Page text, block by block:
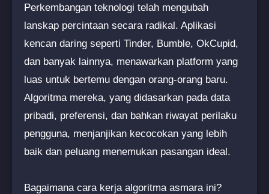
Perkembangan teknologi telah mengubah
lanskap percintaan secara radikal. Aplikasi
kencan daring seperti Tinder, Bumble, OkCupid,
dan banyak lainnya, menawarkan platform yang
luas untuk bertemu dengan orang-orang baru.
Algoritma mereka, yang didasarkan pada data
pribadi, preferensi, dan bahkan riwayat perilaku
pengguna, menjanjikan kecocokan yang lebih
baik dan peluang menemukan pasangan ideal.
Bagaimana cara kerja algoritma asmara ini?